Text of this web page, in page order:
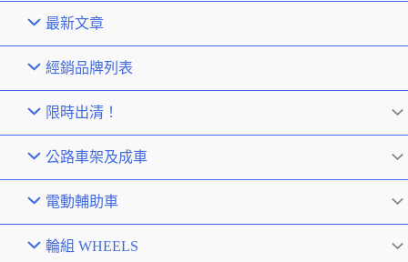
最新文章
經銷品牌列表
限時出清！
公路車架及成車
電動輔助車
輪組 WHEELS